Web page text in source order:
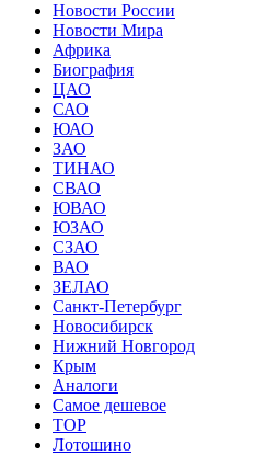
Новости России
Новости Мира
Африка
Биография
ЦАО
САО
ЮАО
ЗАО
ТИНАО
СВАО
ЮВАО
ЮЗАО
СЗАО
ВАО
ЗЕЛАО
Санкт-Петербург
Новосибирск
Нижний Новгород
Крым
Аналоги
Самое дешевое
TOP
Лотошино